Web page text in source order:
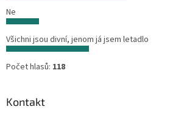
Ne
Všichni jsou divní, jenom já jsem letadlo
Počet hlasů: 118
Kontakt